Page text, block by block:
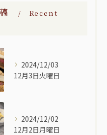
Recent
2024/12/03
12月3日火曜日
2024/12/02
12月2日月曜日